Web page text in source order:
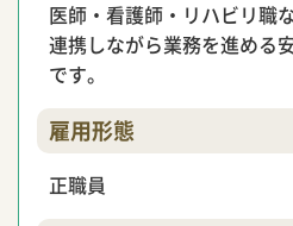
医師・看護師・リハビリ職
連携しながら業務を進める
です。
雇用形態
正職員